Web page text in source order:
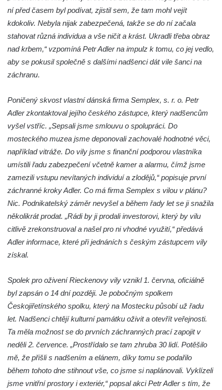
Rakovníku
Bývalé popraviště na Šibeničním vrchu u
Šenově
Zděný Holubí dům u čp. 297 v Luhu v
Raspenavě
Gloriet na kolonádě v Lázních Libverda
Altán Mariánského pramene na kolonádě v
Lázních Libverda
Fara ve Valči
Pozůstatky vodní kaskády v zámeckém
parku ve Valči
Gloriet (vyhlídkový altán) v zámecké
zahradě v Ploskovicích
Torzo oranžérie v zámeckém parku v
Ploskovicích
Štola Schachtenstein
Lesní kavárna v Bílině-Kyselce
ní před časem byl podívat, zjistil sem, že tam mohl vejít
kdokoliv. Nebyla nijak zabezpečená, takže se do ní začala
stahovat různá individua a vše ničit a krást. Ukradli třeba obraz
nad krbem,“ vzpomíná Petr Adler na impulz k tomu, co jej vedlo,
aby se pokusil společně s dalšími nadšenci dát vile šanci na
záchranu.
Poničený skvost vlastní dánská firma Semplex, s. r. o. Petr
Adler zkontaktoval jejího českého zástupce, který nadšencům
vyšel vstříc. „Sepsali jsme smlouvu o spolupráci. Do
mosteckého muzea jsme deponovali zachovalé hodnotné věci,
například vitráže. Do vily jsme s finanční podporou vlastníka
umístili řadu zabezpečení včetně kamer a alarmu, čímž jsme
zamezili vstupu nevítaných individuí a zlodějů,“ popisuje první
záchranné kroky Adler. Co má firma Semplex s vilou v plánu?
Nic. Podnikatelský záměr nevyšel a během řady let se ji snažila
několikrát prodat. „Rádi by ji prodali investorovi, který by vilu
citlivě zrekonstruoval a našel pro ni vhodné využití,“ předává
Adler informace, které při jednáních s českým zástupcem vily
získal.
Spolek pro oživení Rieckenovy vily vznikl 1. června, oficiálně
byl zapsán o 14 dní později. Je pobočným spolkem
Českojiřetínského spolku, který na Mostecku působí už řadu
let. Nadšenci chtějí kulturní památku oživit a otevřít veřejnosti.
Ta měla možnost se do prvních záchranných prací zapojit v
neděli 2. července. „Prostřídalo se tam zhruba 30 lidí. Potěšilo
mě, že přišli s nadšením a elánem, díky tomu se podařilo
během tohoto dne stihnout vše, co jsme si naplánovali. Vyklízeli
jsme vnitřní prostory i exteriér,“ popsal akci Petr Adler s tím, že